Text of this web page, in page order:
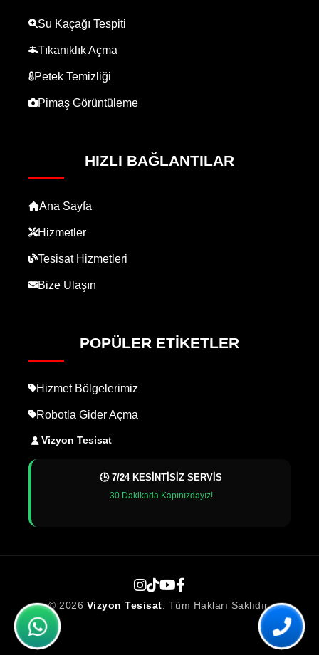
Su Kaçağı Tespiti
Tıkanıklık Açma
Petek Temizliği
Pimaş Görüntüleme
HIZLI BAĞLANTILAR
Ana Sayfa
Hizmetler
Tesisat Hizmetleri
Bize Ulaşın
POPÜLER ETIKETLER
Hizmet Bölgelerimiz
Robotla Gider Açma
Vizyon Tesisat
🕒 7/24 KESİNTİSİZ SERVİS
30 Dakikada Kapınızdayız!
© 2026 Vizyon Tesisat. Tüm Hakları Saklıdır.